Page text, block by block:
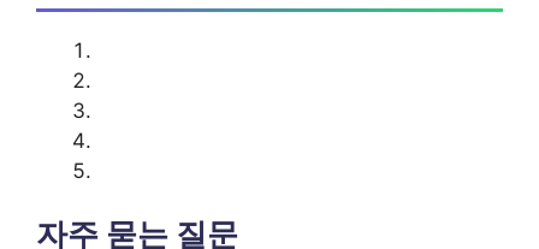
자주 묻는 질문